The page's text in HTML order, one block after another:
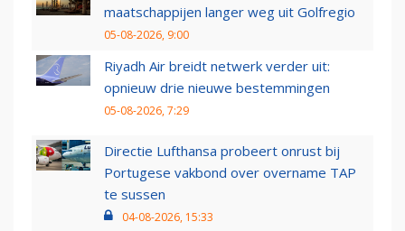
maatschappijen langer weg uit Golfregio
05-08-2026, 9:00
Riyadh Air breidt netwerk verder uit:
opnieuw drie nieuwe bestemmingen
05-08-2026, 7:29
Directie Lufthansa probeert onrust bij
Portugese vakbond over overname TAP
te sussen
04-08-2026, 15:33